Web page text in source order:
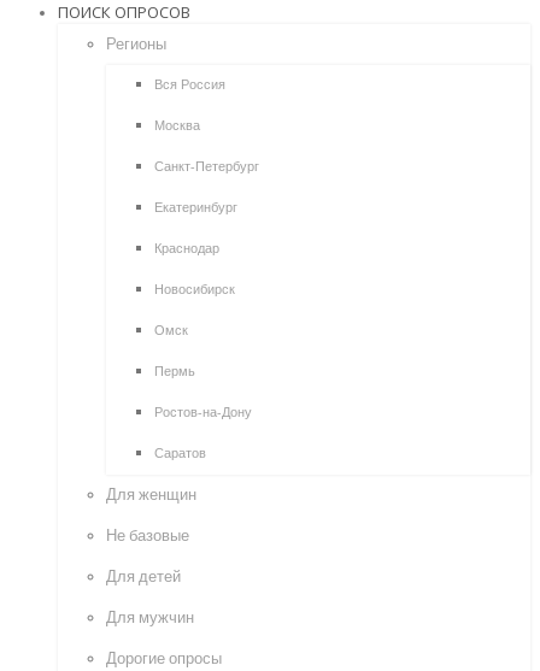
ПОИСК ОПРОСОВ
Регионы
Вся Россия
Москва
Санкт-Петербург
Екатеринбург
Краснодар
Новосибирск
Омск
Пермь
Ростов-на-Дону
Саратов
Для женщин
Не базовые
Для детей
Для мужчин
Дорогие опросы